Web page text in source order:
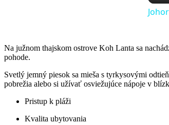
Na južnom thajskom ostrove Koh Lanta sa
pohode.
Svetlý jemný piesok sa mieša s tyrkysovými
pobrežia alebo si užívať osviežujúce nápoje v
Pristup k pláži
Kvalita ubytovania